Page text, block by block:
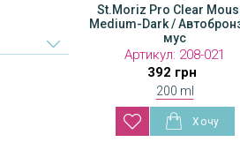
St.Moriz Pro Clear
Medium-Dark /
мус
Артикул: 208-021
392 грн
200 ml
St.Moriz Pro Self
Spray /
Артикул:208-001
495 грн 396 грн